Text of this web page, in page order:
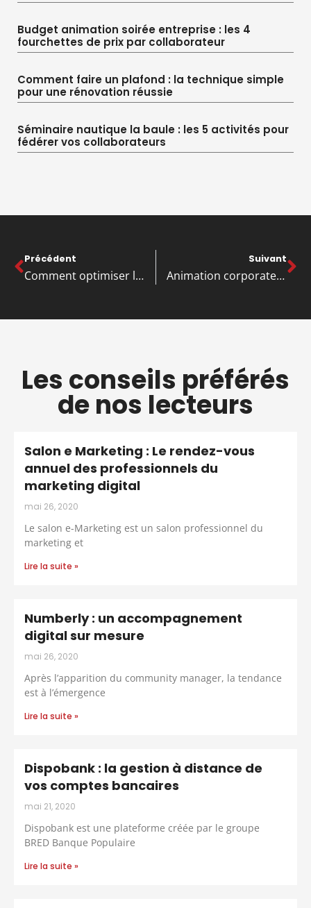
Budget animation soirée entreprise : les 4
fourchettes de prix par collaborateur
Comment faire un plafond : la technique simple
pour une rénovation réussie
Séminaire nautique la baule : les 5 activités pour
fédérer vos collaborateurs
Précédent
Comment optimiser la performance de votre ESN avec un outil de gestion spécialisé ?
Suivant
Animation corporate : et si vous proposiez un souvenir photo à vos invités ?
Les conseils préférés
de nos lecteurs
Salon e Marketing : Le rendez-vous
annuel des professionnels du
marketing digital
mai 26, 2020
Le salon e-Marketing est un salon professionnel du
marketing et
Lire la suite »
Numberly : un accompagnement
digital sur mesure
mai 26, 2020
Après l’apparition du community manager, la tendance
est à l’émergence
Lire la suite »
Dispobank : la gestion à distance de
vos comptes bancaires
mai 21, 2020
Dispobank est une plateforme créée par le groupe
BRED Banque Populaire
Lire la suite »